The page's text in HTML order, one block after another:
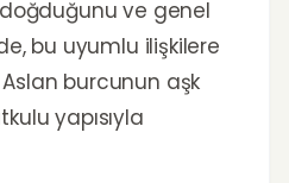
ve genel
bu uyumlu ilişkilere
burcunun aşk
yapısıyla